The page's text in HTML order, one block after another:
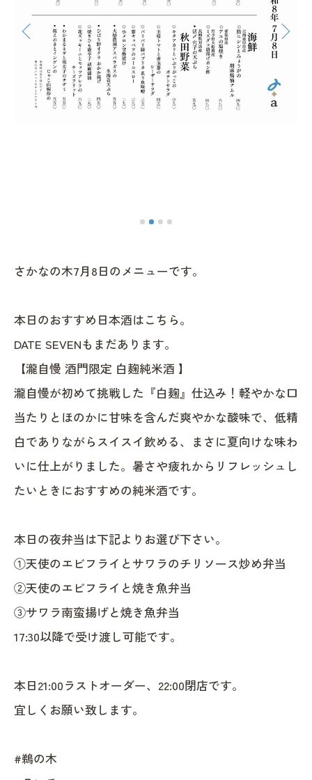
さかなの木7月8日のメニューです。
本日のおすすめ日本酒はこちら。
DATE SEVENもまだあります。
【瀧自慢 酒門限定 白麹純米酒 】
瀧自慢が初めて挑戦した『白麹』仕込み！軽やかな口
当たりとほのかに甘味を含んだ爽やかな酸味で、低精
白でありながらスイスイ飲める、まさに夏向けな味わ
いに仕上がりました。暑さや疲れからリフレッシュし
たいときにおすすめの純米酒です。
本日の夜弁当は下記よりお選び下さい。
①天使のエビフライとサワラのチリソース炒め弁当
②天使のエビフライと焼き魚弁当
③サワラ南蛮揚げと焼き魚弁当
17:30以降で受け渡し可能です。
本日21:00ラストオーダー、22:00閉店です。
宜しくお願い致します。
#鵜の木